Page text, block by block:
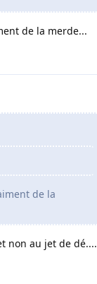
de la merde...
de la
non au jet de dé....